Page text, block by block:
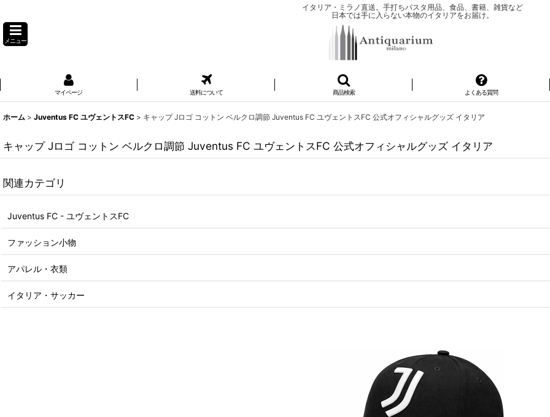
イタリア・ミラノ直送。手打ちパスタ用品、食品、書籍、雑貨など
日本では手に入らない本物のイタリアをお届け。
メニュー
マイページ 送料について 商品検索 よくある質問
ホーム > Juventus FC ユヴェントスFC > キャップ Jロゴ コットン ベルクロ調節 Juventus FC ユヴェントスFC 公式オフィシャルグッズ イタリア
キャップ Jロゴ コットン ベルクロ調節 Juventus FC ユヴェントスFC 公式オフィシャルグッズ イタリア
関連カテゴリ
Juventus FC - ユヴェントスFC
ファッション小物
アパレル・衣類
イタリア・サッカー